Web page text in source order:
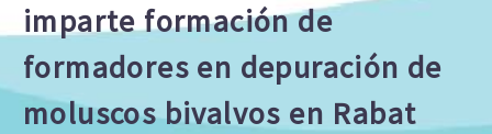
imparte formación de
formadores en depuración de
moluscos bivalvos en Rabat